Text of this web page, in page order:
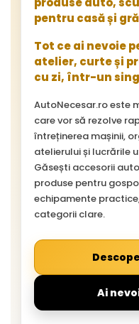
pentru casă și
Tot ce ai nevoie
atelier, curte și
cu zi, într-un
AutoNecesar.ro este
care vor să rezolve
întreținerea mașinii,
atelierului și lucrările
Găsești accesorii
produse pentru
echipamente
categorii clare.
Ai